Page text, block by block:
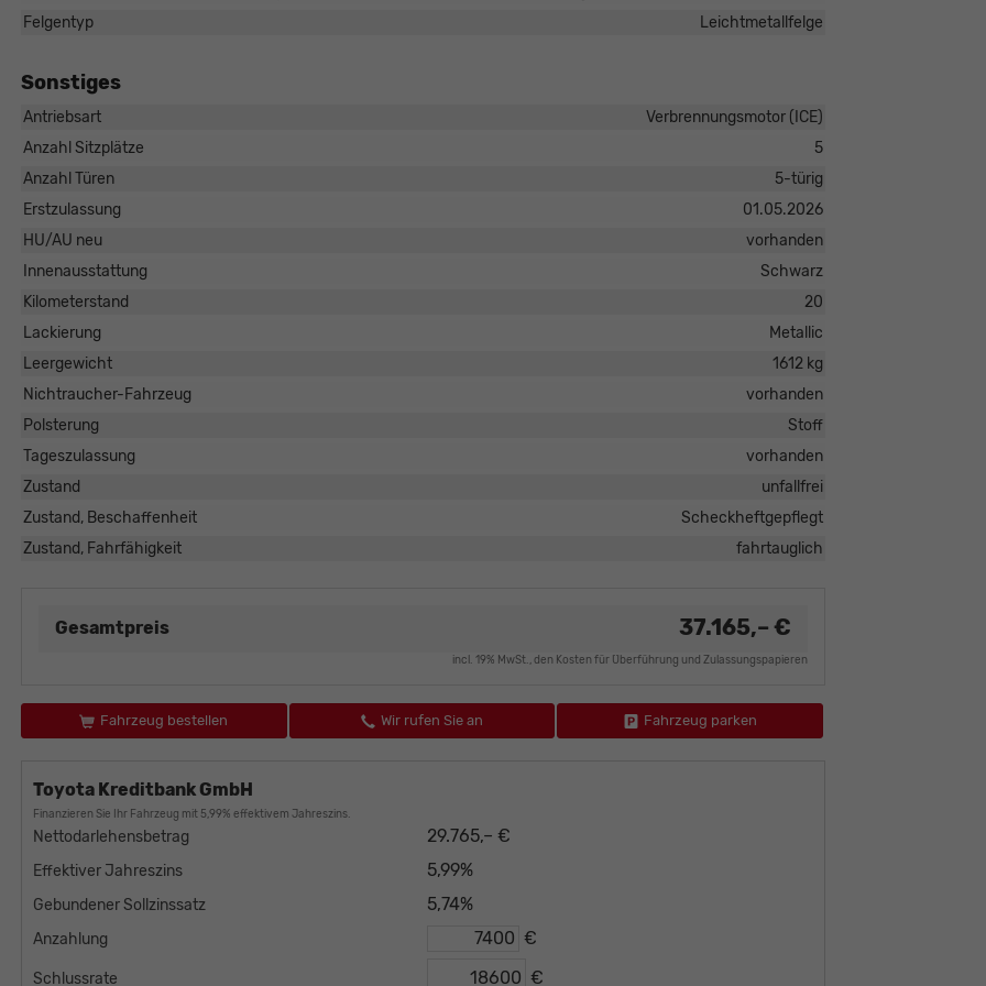
Felgentyp
Leichtmetallfelge
Sonstiges
Antriebsart
Verbrennungsmotor (ICE)
Anzahl Sitzplätze
5
Anzahl Türen
5-türig
Erstzulassung
01.05.2026
HU/AU neu
vorhanden
Innenausstattung
Schwarz
Kilometerstand
20
Lackierung
Metallic
Leergewicht
1612 kg
Nichtraucher-Fahrzeug
vorhanden
Polsterung
Stoff
Tageszulassung
vorhanden
Zustand
unfallfrei
Zustand, Beschaffenheit
Scheckheftgepflegt
Zustand, Fahrfähigkeit
fahrtauglich
Gesamtpreis 37.165,– €
incl. 19% MwSt., den Kosten für Überführung und Zulassungspapieren
Fahrzeug bestellen Wir rufen Sie an Fahrzeug parken
Toyota Kreditbank GmbH
Finanzieren Sie Ihr Fahrzeug mit 5,99% effektivem Jahreszins.
Nettodarlehensbetrag 29.765,– €
Effektiver Jahreszins 5,99%
Gebundener Sollzinssatz 5,74%
Anzahlung €
Schlussrate €